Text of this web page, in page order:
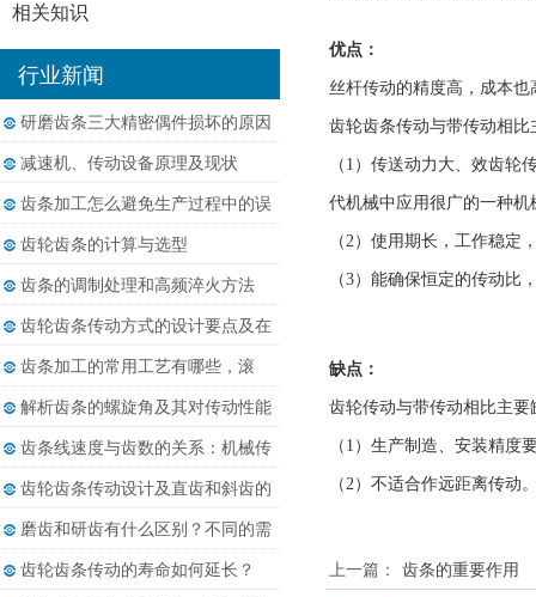
相关知识
优点：
丝杆传动的精度高，成本
齿轮齿条传动与带传动相比
（1）传送动力大、效齿轮
代机械中应用很广的一种机
（2）使用期长，工作稳定
（3）能确保恒定的传动比
缺点：
齿轮传动与带传动相比主要
（1）生产制造、安装精度
（2）不适合作远距离传动
上一篇： 齿条的重要作用
行业新闻
研磨齿条三大精密偶件损坏的原因
减速机、传动设备原理及现状
齿条加工怎么避免生产过程中的误
差......
齿轮齿条的计算与选型
齿条的调制处理和高频淬火方法
齿轮齿条传动方式的设计要点及在
相......
齿条加工的常用工艺有哪些，滚
齿、......
解析齿条的螺旋角及其对传动性能
的......
齿条线速度与齿数的关系：机械传
动......
齿轮齿条传动设计及直齿和斜齿的
差......
磨齿和研齿有什么区别？不同的需
求......
齿轮齿条传动的寿命如何延长？